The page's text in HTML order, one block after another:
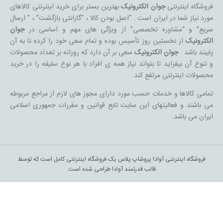
فروشگاه اینترنتیجوان الکترونیکبهترین بستر برای خرید اینترنتی کالاهای
مورد نیاز شما در ایران است . “اصل بودن کالا ، “گارانتی بازگشت” ، ” ارسال
سریع” و “مشاوره تخصصی” از ویژگی های مهم و اساسی درجوان
الکترونیکاز نخستین روز تأسیس بوده و تمام سعی خود را کرده تا به آن
پایبند باشد .جوان الکترونیکسعی بر آن دارد که روزانه بر تعداد محصولات
و تنوع آن بیفزاید تا بتواند نیاز همه ی افراد با هر نوع سلیقه را در خرید
محصولات اینترنتی مرتفع کند.
تمامی کالاها و خدمات حسب مورد دارای مجوز های لازم از مراجع مربوطه
می باشند و فعالیتهای این سایت تابع قوانین و مقررات جمهوری اسلامی
ایران می باشد.
فروشگاه اینترنتی آوادا پروشاپ پلاس یک فروشگاه اینترنتی کامل است که توسط
قالب قدرتمند آوادا طراحی شده است.